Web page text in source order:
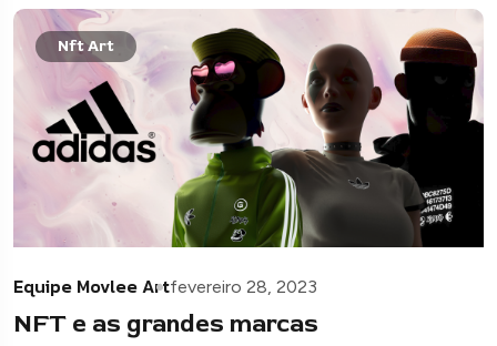
Nft Art
Equipe Movlee Artfevereiro 28, 2023
NFT e as grandes marcas